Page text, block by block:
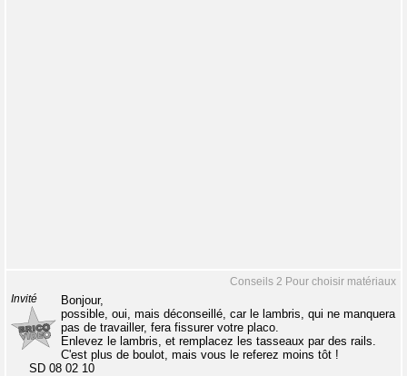
Conseils 2 Pour choisir matériaux
Invité
Bonjour,
possible, oui, mais déconseillé, car le lambris, qui ne manquera
pas de travailler, fera fissurer votre placo.
Enlevez le lambris, et remplacez les tasseaux par des rails.
C'est plus de boulot, mais vous le referez moins tôt !
SD 08 02 10